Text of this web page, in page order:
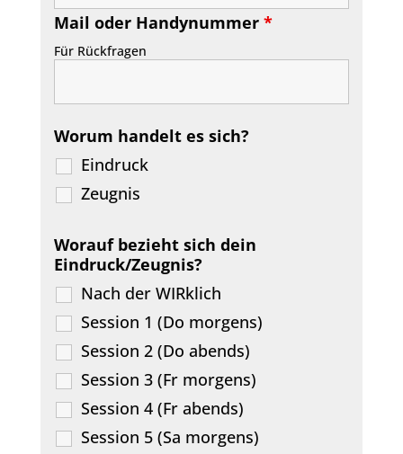
Mail oder Handynummer *
Für Rückfragen
Worum handelt es sich?
Eindruck
Zeugnis
Worauf bezieht sich dein
Eindruck/Zeugnis?
Nach der WIRklich
Session 1 (Do morgens)
Session 2 (Do abends)
Session 3 (Fr morgens)
Session 4 (Fr abends)
Session 5 (Sa morgens)